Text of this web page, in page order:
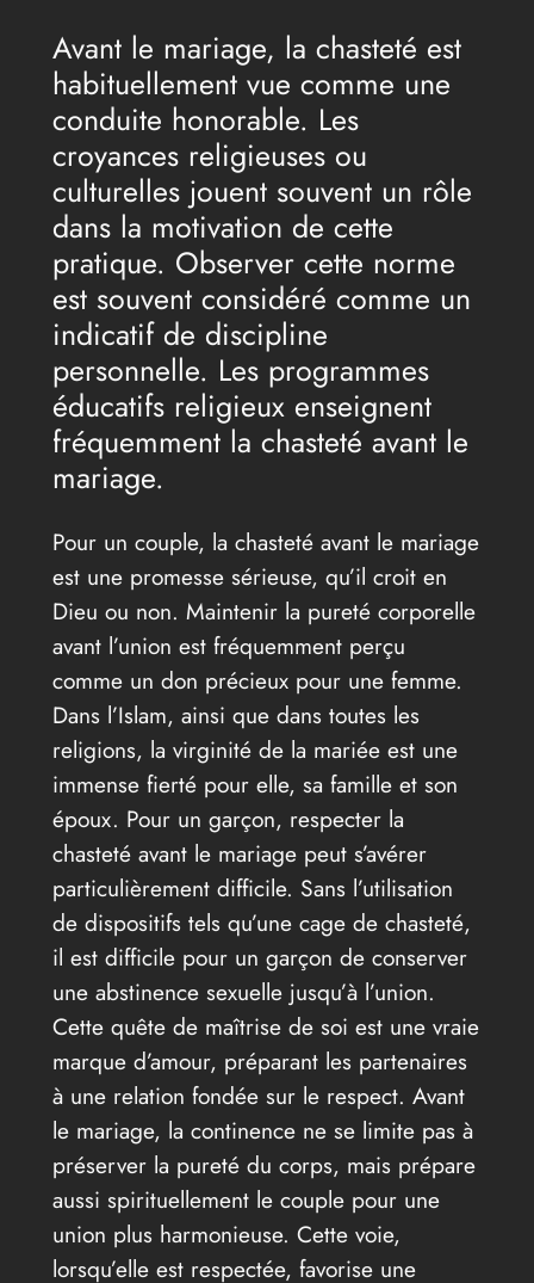
Avant le mariage, la chasteté est
habituellement vue comme une
conduite honorable. Les
croyances religieuses ou
culturelles jouent souvent un rôle
dans la motivation de cette
pratique. Observer cette norme
est souvent considéré comme un
indicatif de discipline
personnelle. Les programmes
éducatifs religieux enseignent
fréquemment la chasteté avant le
mariage.
Pour un couple, la chasteté avant le mariage
est une promesse sérieuse, qu’il croit en
Dieu ou non. Maintenir la pureté corporelle
avant l’union est fréquemment perçu
comme un don précieux pour une femme.
Dans l’Islam, ainsi que dans toutes les
religions, la virginité de la mariée est une
immense fierté pour elle, sa famille et son
époux. Pour un garçon, respecter la
chasteté avant le mariage peut s’avérer
particulièrement difficile. Sans l’utilisation
de dispositifs tels qu’une cage de chasteté,
il est difficile pour un garçon de conserver
une abstinence sexuelle jusqu’à l’union.
Cette quête de maîtrise de soi est une vraie
marque d’amour, préparant les partenaires
à une relation fondée sur le respect. Avant
le mariage, la continence ne se limite pas à
préserver la pureté du corps, mais prépare
aussi spirituellement le couple pour une
union plus harmonieuse. Cette voie,
lorsqu’elle est respectée, favorise une